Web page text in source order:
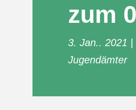
zum
3. Jan.. 2021
Jugendämter